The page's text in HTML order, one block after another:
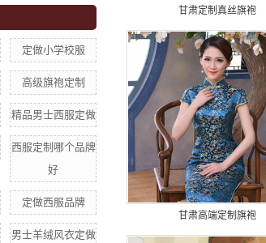
定做小学校服
高级旗袍定制
精品男士西服定做
西服定制哪个品牌
好
定做西服品牌
男士羊绒风衣定做
甘肃定制真丝旗袍
甘肃高端定制旗袍